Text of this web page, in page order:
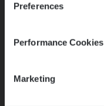
Preferences
Performance Cookies
Marketing